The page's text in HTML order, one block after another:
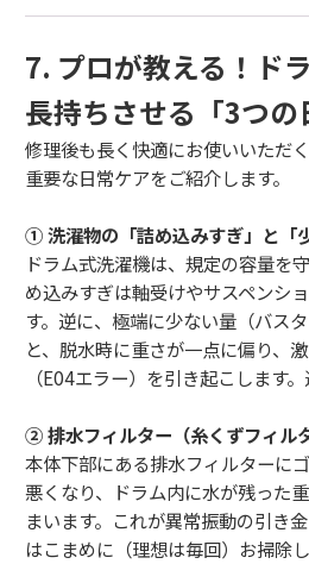
7. プロが教える！ド
長持ちさせる「3つの
修理後も長く快適にお使いいただ
重要な日常ケアをご紹介します。
① 洗濯物の「詰め込みすぎ」と「
ドラム式洗濯機は、規定の容量を
め込みすぎは軸受けやサスペンシ
す。逆に、極端に少ない量（バス
と、脱水時に重さが一点に偏り、
（E04エラー）を引き起こします
② 排水フィルター（糸くずフィル
本体下部にある排水フィルターに
悪くなり、ドラム内に水が残った
まいます。これが異常振動の引き
はこまめに（理想は毎回）お掃除